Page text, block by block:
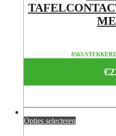
8563-
€
Opties selecteren